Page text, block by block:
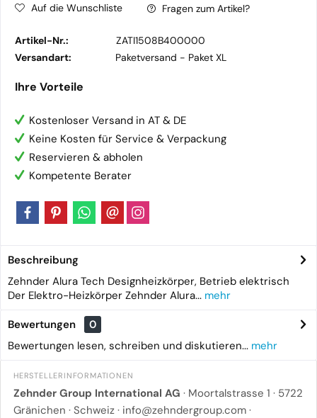
Auf die Wunschliste Fragen zum Artikel?
Artikel-Nr.:
ZATI1508B400000
Versandart:
Paketversand - Paket XL
Ihre Vorteile
Kostenloser Versand in AT & DE
Keine Kosten für Service & Verpackung
Reservieren & abholen
Kompetente Berater
Beschreibung
Zehnder Alura Tech Designheizkörper, Betrieb elektrisch
Der Elektro-Heizkörper Zehnder Alura... mehr
Bewertungen
0
Bewertungen lesen, schreiben und diskutieren... mehr
HERSTELLERINFORMATIONEN
Zehnder Group International AG · Moortalstrasse 1 · 5722
Gränichen · Schweiz · info@zehndergroup.com ·